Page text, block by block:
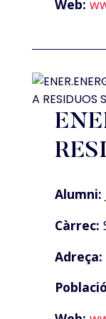
Web:
Alumni:
Càrrec:
Adreça: